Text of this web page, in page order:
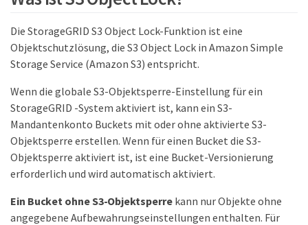
Die StorageGRID S3 Object Lock-Funktion ist eine
Objektschutzlösung, die S3 Object Lock in Amazon Simple
Storage Service (Amazon S3) entspricht.
Wenn die globale S3-Objektsperre-Einstellung für ein
StorageGRID -System aktiviert ist, kann ein S3-
Mandantenkonto Buckets mit oder ohne aktivierte S3-
Objektsperre erstellen. Wenn für einen Bucket die S3-
Objektsperre aktiviert ist, ist eine Bucket-Versionierung
erforderlich und wird automatisch aktiviert.
Ein Bucket ohne S3-Objektsperrekann nur Objekte ohne
angegebene Aufbewahrungseinstellungen enthalten. Für